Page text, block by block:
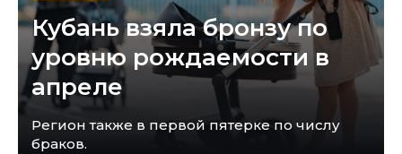
Кубань взяла бронзу по
уровню рождаемости в
апреле
Регион также в первой пятерке по числу
браков.